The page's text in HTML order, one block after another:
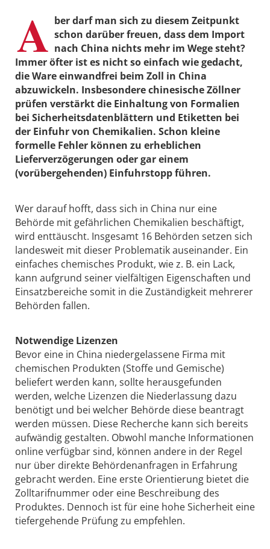
A ber darf man sich zu diesem Zeitpunkt
schon darüber freuen, dass dem Import
nach China nichts mehr im Wege steht?
Immer öfter ist es nicht so einfach wie gedacht,
die Ware einwandfrei beim Zoll in China
abzuwickeln. Insbesondere chinesische Zöllner
prüfen verstärkt die Einhaltung von Formalien
bei Sicherheitsdatenblättern und Etiketten bei
der Einfuhr von Chemikalien. Schon kleine
formelle Fehler können zu erheblichen
Lieferverzögerungen oder gar einem
(vorübergehenden) Einfuhrstopp führen.
Wer darauf hofft, dass sich in China nur eine
Behörde mit gefährlichen Chemikalien beschäftigt,
wird enttäuscht. Insgesamt 16 Behörden setzen sich
landesweit mit dieser Problematik auseinander. Ein
einfaches chemisches Produkt, wie z. B. ein Lack,
kann aufgrund seiner vielfältigen Eigenschaften und
Einsatzbereiche somit in die Zuständigkeit mehrerer
Behörden fallen.
Notwendige Lizenzen
Bevor eine in China niedergelassene Firma mit
chemischen Produkten (Stoffe und Gemische)
beliefert werden kann, sollte herausgefunden
werden, welche Lizenzen die Niederlassung dazu
benötigt und bei welcher Behörde diese beantragt
werden müssen. Diese Recherche kann sich bereits
aufwändig gestalten. Obwohl manche Informationen
online verfügbar sind, können andere in der Regel
nur über direkte Behördenanfragen in Erfahrung
gebracht werden. Eine erste Orientierung bietet die
Zolltarifnummer oder eine Beschreibung des
Produktes. Dennoch ist für eine hohe Sicherheit eine
tiefergehende Prüfung zu empfehlen.